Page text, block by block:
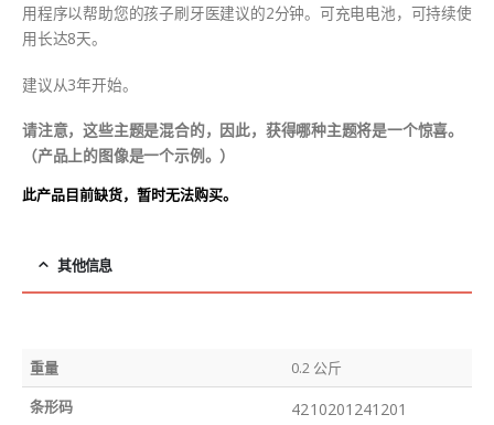
用程序以帮助您的孩子刷牙医建议的2分钟。可充电电池，可持续使
用长达8天。
建议从3年开始。
请注意，这些主题是混合的，因此，获得哪种主题将是一个惊喜。
（产品上的图像是一个示例。）
此产品目前缺货，暂时无法购买。
其他信息
重量
0.2 公斤
条形码
4210201241201